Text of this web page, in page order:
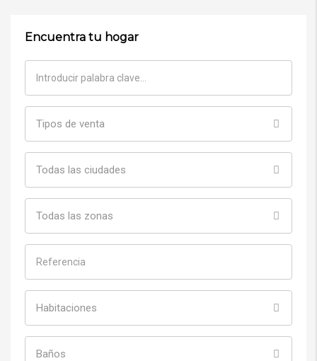
Encuentra tu hogar
Tipos de venta
Todas las ciudades
Todas las zonas
Habitaciones
Baños